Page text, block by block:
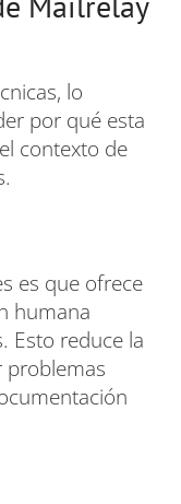
lo
por qué esta
contexto de
es que ofrece
humana
Esto reduce la
problemas